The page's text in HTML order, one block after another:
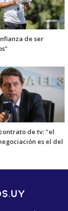
de ser
de tv: "el
es el del